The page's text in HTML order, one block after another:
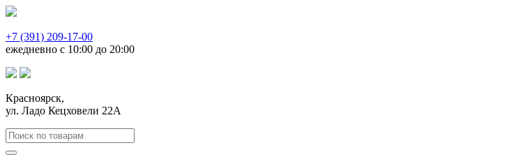
+7 (391) 209-17-00
ежедневно с 10:00 до 20:00
Красноярск,
ул. Ладо Кецховели 22А